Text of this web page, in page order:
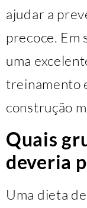
ajudar a
precoce. Em
uma
treinamento
construção
Quais
deveria
Uma dieta